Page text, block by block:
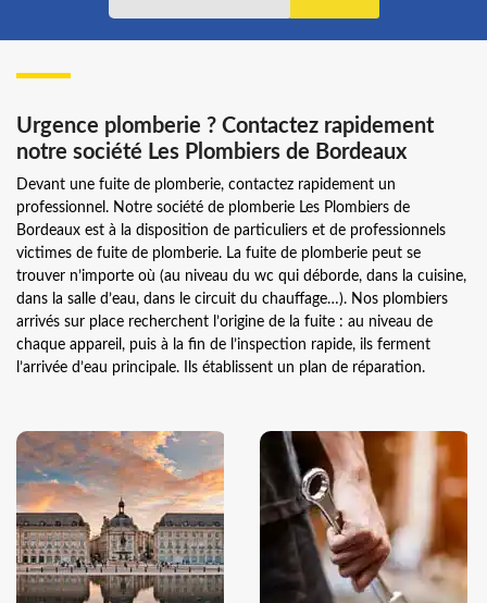
Urgence plomberie ? Contactez rapidement
notre société Les Plombiers de Bordeaux
Devant une fuite de plomberie, contactez rapidement un
professionnel. Notre société de plomberie Les Plombiers de
Bordeaux est à la disposition de particuliers et de professionnels
victimes de fuite de plomberie. La fuite de plomberie peut se
trouver n’importe où (au niveau du wc qui déborde, dans la cuisine,
dans la salle d’eau, dans le circuit du chauffage…). Nos plombiers
arrivés sur place recherchent l’origine de la fuite : au niveau de
chaque appareil, puis à la fin de l’inspection rapide, ils ferment
l’arrivée d’eau principale. Ils établissent un plan de réparation.